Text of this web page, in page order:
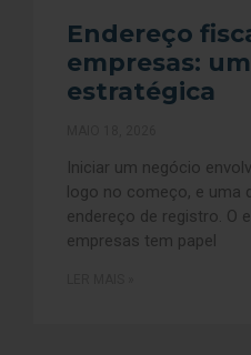
Endereço
empresas:
estratégica
Iniciar um negócio
logo no começo, e uma
endereço de registro. O
empresas tem papel